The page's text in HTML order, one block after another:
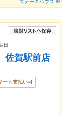
ステーキハウス 蜂
日
賀駅前店
ート支払い可